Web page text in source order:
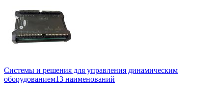
Системы и решения для управления динамическим
оборудованием13 наименований